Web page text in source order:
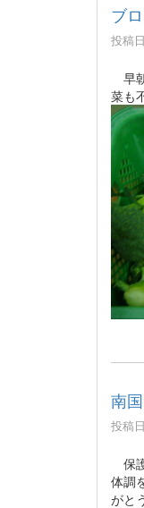
ブ
投稿
早
菜も
南
投稿
保
体調
がと